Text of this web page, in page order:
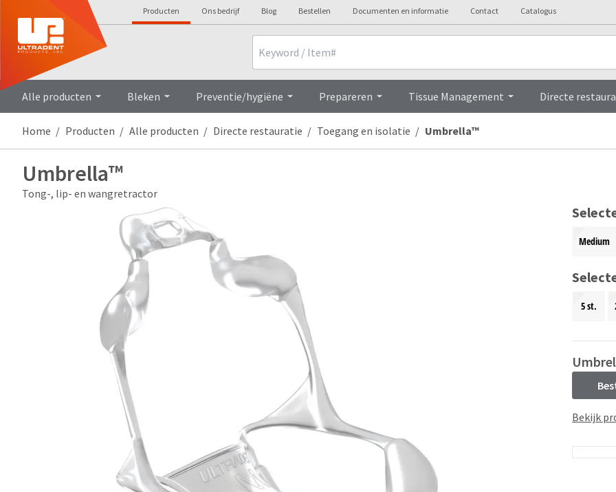
Producten Ons bedrijf Blog Bestellen Documenten en informatie Contact Catalogus
Alle producten Bleken Preventie/hygiëne Prepareren Tissue Management Directe
Home Producten Alle producten Directe restauratie Toegang en isolatie Umbrella™
Umbrella™
Tong-, lip- en wangretractor
Medium
5 st.
Bekijk